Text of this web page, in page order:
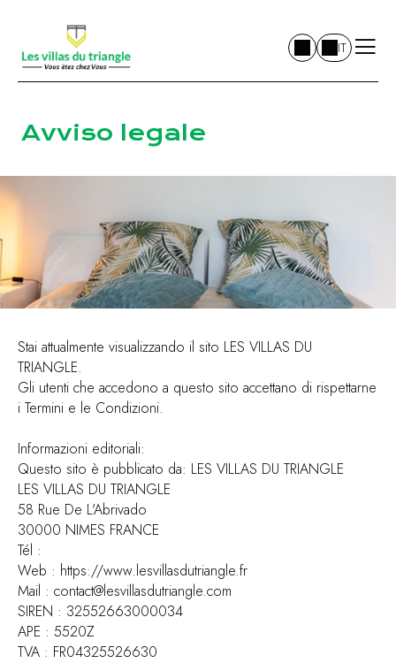
IT
Avviso legale
Stai attualmente visualizzando il sito LES VILLAS DU
TRIANGLE.
Gli utenti che accedono a questo sito accettano di rispettarne
i Termini e le Condizioni.
Informazioni editoriali:
Questo sito è pubblicato da: LES VILLAS DU TRIANGLE
LES VILLAS DU TRIANGLE
58 Rue De L'Abrivado
30000 NIMES FRANCE
Tél :
Web : https://www.lesvillasdutriangle.fr
Mail : contact@lesvillasdutriangle.com
SIREN : 32552663000034
APE : 5520Z
TVA : FR04325526630